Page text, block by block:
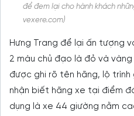
để đem lại cho hành khách
vexere.com)
Hưng Trang để lại ấn tượng
2 màu chủ đạo là đỏ và
được ghi rõ tên hãng, lộ
nhận biết hãng xe tại điểm
dụng là xe 44 giường nằm